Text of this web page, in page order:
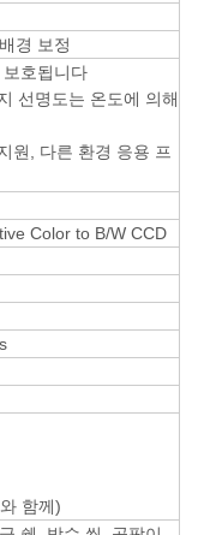
경 보정
호됩니다
선명도는 온도에 의해
원, 다른 환경 응용 프
Color to B/W CCD
함께)